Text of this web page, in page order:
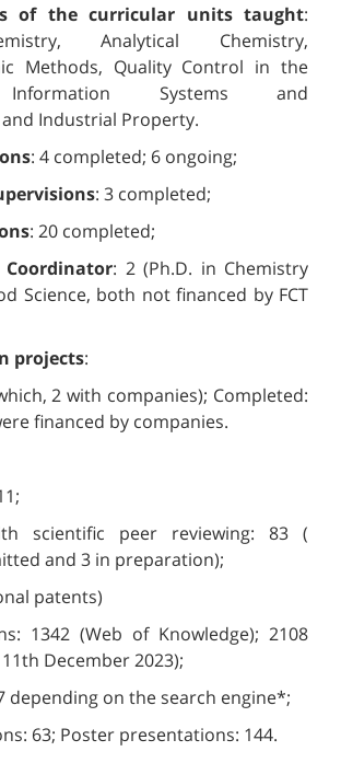
of the curricular units taught:
Analytical Chemistry,
Methods, Quality Control in the
Information Systems and
Industrial Property.
: 4 completed; 6 ongoing;
: 3 completed;
: 20 completed;
Coordinator: 2 (Ph.D. in Chemistry
Science, both not financed by FCT
projects:
2 with companies); Completed:
financed by companies.
scientific peer reviewing: 83 (
and 3 in preparation);
patents)
1342 (Web of Knowledge); 2108
December 2023);
depending on the search engine*;
63; Poster presentations: 144.